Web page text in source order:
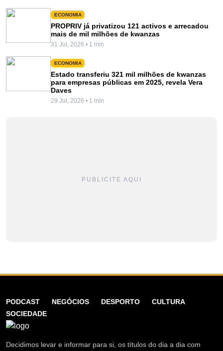
ECONOMIA
PROPRIV já privatizou 121 activos e arrecadou
mais de mil milhões de kwanzas
31 Jul, 2026 • 1 min
ECONOMIA
Estado transferiu 321 mil milhões de kwanzas
para empresas públicas em 2025, revela Vera
Daves
29 Jul, 2026 • 1 min
PUBLICITE AQUI
PODCAST NEGÓCIOS DESPORTO
CULTURA
SOCIEDADE
Decidimos levar e informar para si, os títulos do dia a dia com